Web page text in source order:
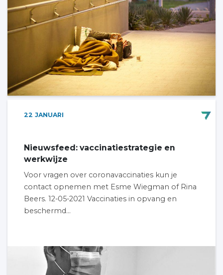
22 JANUARI
Nieuwsfeed: vaccinatiestrategie en
werkwijze
Voor vragen over coronavaccinaties kun je
contact opnemen met Esme Wiegman of Rina
Beers. 12-05-2021 Vaccinaties in opvang en
beschermd...